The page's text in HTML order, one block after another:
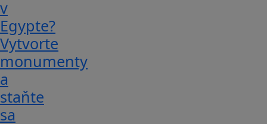
v
Egypte?
Vytvorte
monumenty
a
staňte
sa